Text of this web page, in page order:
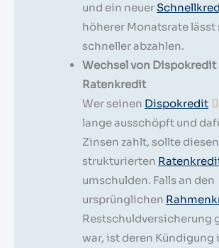
und ein neuer
höherer Monatsrate lässt
schneller abzahlen.
Wechsel von Dispokredit
Ratenkredit
Wer seinen Dispokredit
lange ausschöpft und
Zinsen zahlt, sollte
strukturierten
umschulden. Falls an den
ursprünglichen
Restschuldversicherung
war, ist deren Kündigung